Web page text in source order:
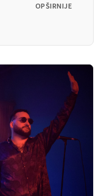
OPŠIRNIJE